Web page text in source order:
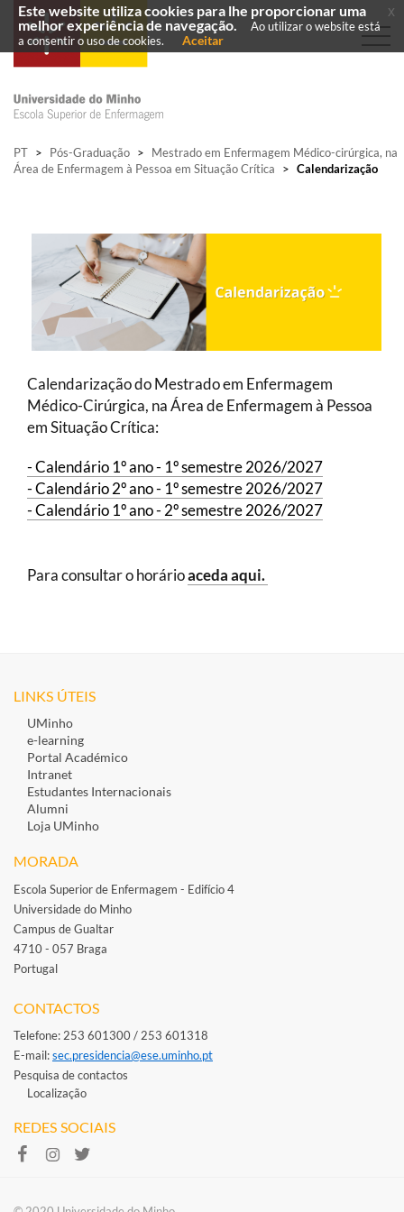
PT > Pós-Graduação >
Mestrado em Enfermagem Médico-cirúrgica, na
Área de Enfermagem à Pessoa em Situação Crítica
> Calendarização
Calendarização do Mestrado em Enfermagem
Médico-Cirúrgica, na Área de Enfermagem à Pessoa
em Situação Crítica:
- Calendário 1º ano - 1º semestre 2026/2027
- Calendário 2º ano - 1º semestre 2026/2027
- Calendário 1º ano - 2º semestre 2026/2027
Para consultar o horárioaceda aqui.
LINKS ÚTEIS
UMinho
e-learning
Portal Académico
Intranet
Estudantes Inte​rnacionais
Alumni
Loja UMinho
MORADA
Escola Superior de Enfermagem - Edifício 4
Universidade do Minho
Campus de Gualtar
4710 - 057 Braga
Portugal
CONTACTOS
Telefone: 253 601300 / 253 601318
E-mail: ​sec.presidencia@ese.uminho.​pt
Pesquisa de contactos
Localização
REDES SOCIAIS
Este website utiliza cookies para lhe proporcionar uma
melhor experiência de navegação.
Ao utilizar o website está
a consentir o uso de cookies.
Aceitar
x